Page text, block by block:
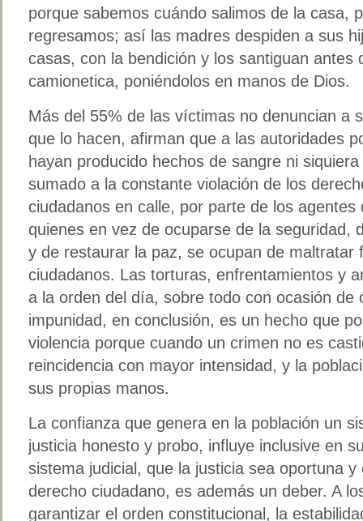
porque sabemos cuándo salimos de la casa,
regresamos; así las madres despiden a sus
casas, con la bendición y los santiguan antes
camionetica, poniéndolos en manos de Dios.
Más del 55% de las víctimas no denuncian a
que lo hacen, afirman que a las autoridades
hayan producido hechos de sangre ni
sumado a la constante violación de los
ciudadanos en calle, por parte de los
quienes en vez de ocuparse de la seguridad,
y de restaurar la paz, se ocupan de maltratar
ciudadanos. Las torturas, enfrentamientos y
a la orden del día, sobre todo con ocasión de
impunidad, en conclusión, es un hecho que
violencia porque cuando un crimen no es
reincidencia con mayor intensidad, y la
sus propias manos.
La confianza que genera en la población un
justicia honesto y probo, influye inclusive en
sistema judicial, que la justicia sea oportuna
derecho ciudadano, es además un deber. A
garantizar el orden constitucional, la